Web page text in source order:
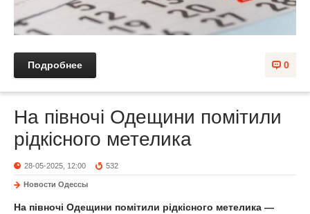
0
Подробнее
На півночі Одещини помітили
рідкісного метелика
28-05-2025, 12:00 532
Новости Одессы
На півночі Одещини помітили рідкісного метелика —